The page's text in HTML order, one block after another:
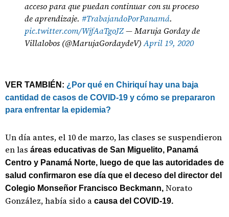
acceso para que puedan continuar con su proceso
de aprendizaje.#TrabajandoPorPanamá.
pic.twitter.com/WjfAaTgoJZ— Maruja Gorday de
Villalobos (@MarujaGordaydeV)April 19, 2020
VER TAMBIÉN: ¿Por qué en Chiriquí hay una baja
cantidad de casos de COVID-19 y cómo se prepararon
para enfrentar la epidemia?
Un día antes, el 10 de marzo, las clases se suspendieron
en las áreas educativas de San Miguelito, Panamá
Centro y Panamá Norte, luego de que las autoridades de
salud confirmaron ese día que el deceso del director del
Colegio Monseñor Francisco Beckmann, Norato
González, había sido a causa del COVID-19.